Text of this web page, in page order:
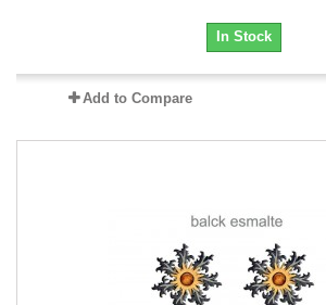
In Stock
Add to Compare